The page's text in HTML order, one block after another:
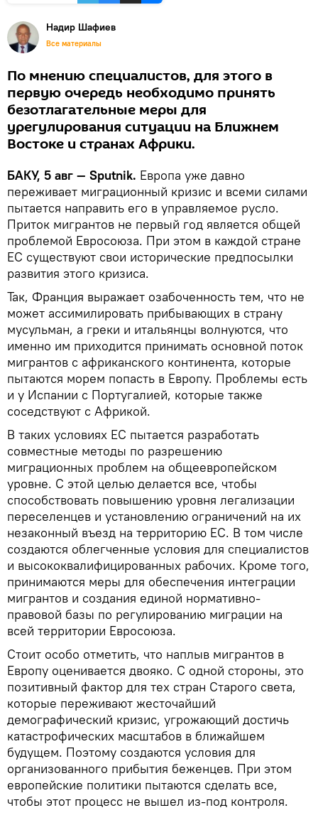
Надир Шафиев
Все материалы
По мнению специалистов, для этого в
первую очередь необходимо принять
безотлагательные меры для
урегулирования ситуации на Ближнем
Востоке и странах Африки.
БАКУ, 5 авг — Sputnik. Европа уже давно
переживает миграционный кризис и всеми силами
пытается направить его в управляемое русло.
Приток мигрантов не первый год является общей
проблемой Евросоюза. При этом в каждой стране
ЕС существуют свои исторические предпосылки
развития этого кризиса.
Так, Франция выражает озабоченность тем, что не
может ассимилировать прибывающих в страну
мусульман, а греки и итальянцы волнуются, что
именно им приходится принимать основной поток
мигрантов с африканского континента, которые
пытаются морем попасть в Европу. Проблемы есть
и у Испании с Португалией, которые также
соседствуют с Африкой.
В таких условиях ЕС пытается разработать
совместные методы по разрешению
миграционных проблем на общеевропейском
уровне. С этой целью делается все, чтобы
способствовать повышению уровня легализации
переселенцев и установлению ограничений на их
незаконный въезд на территорию ЕС. В том числе
создаются облегченные условия для специалистов
и высококвалифицированных рабочих. Кроме того,
принимаются меры для обеспечения интеграции
мигрантов и создания единой нормативно-
правовой базы по регулированию миграции на
всей территории Евросоюза.
Стоит особо отметить, что наплыв мигрантов в
Европу оценивается двояко. С одной стороны, это
позитивный фактор для тех стран Старого света,
которые переживают жесточайший
демографический кризис, угрожающий достичь
катастрофических масштабов в ближайшем
будущем. Поэтому создаются условия для
организованного прибытия беженцев. При этом
европейские политики пытаются сделать все,
чтобы этот процесс не вышел из-под контроля.